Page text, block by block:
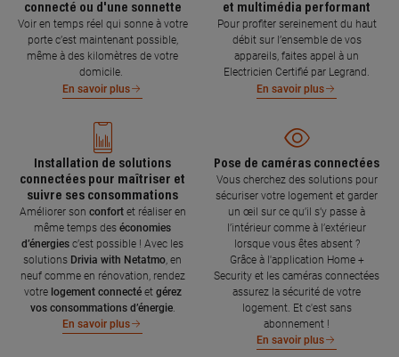
connecté ou d'une sonnette
Voir en temps réel qui sonne à votre
porte c’est maintenant possible,
même à des kilomètres de votre
domicile.
En savoir plus
et multimédia performant
Pour profiter sereinement du haut
débit sur l’ensemble de vos
appareils, faites appel à un
Electricien Certifié par Legrand.
En savoir plus
Installation de solutions
connectées pour maîtriser et
suivre ses consommations
Améliorer son confort et réaliser en
même temps des économies
d’énergies c’est possible ! Avec les
solutions Drivia with Netatmo , en
neuf comme en rénovation, rendez
votre logement connecté et gérez
vos consommations d’énergie.
En savoir plus
Pose de caméras connectées
Vous cherchez des solutions pour
sécuriser votre logement et garder
un œil sur ce qu’il s’y passe à
l’intérieur comme à l’extérieur
lorsque vous êtes absent ?
Grâce à l'application Home +
Security et les caméras connectées
assurez la sécurité de votre
logement. Et c'est sans
abonnement !
En savoir plus